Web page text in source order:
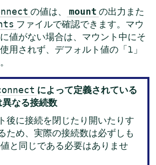
の値は、 mount の出力また
ファイルで確認できます。マウ
値がない場合は、マウント中にそ
用されず、デフォルト値の「1」
によって定義されている
異なる接続数
後に接続を閉じたり開いたりす
ため、実際の接続数は必ずしも
と同じである必要はありませ